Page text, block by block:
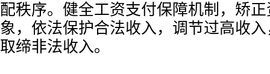
配秩序。健全工资支付保障机制，矫
象，依法保护合法收入，调节过高收
取缔非法收入。